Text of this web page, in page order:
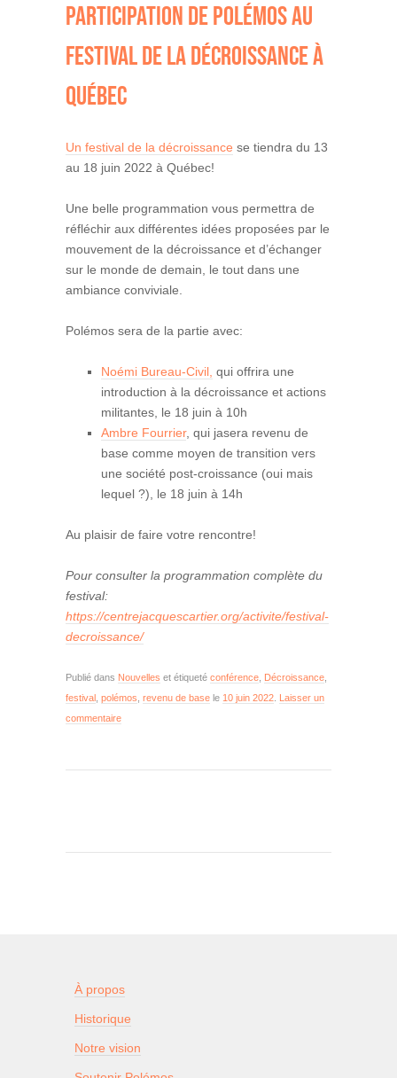
PARTICIPATION DE POLÉMOS AU
FESTIVAL DE LA DÉCROISSANCE À
QUÉBEC
Un festival de la décroissance se tiendra du 13
au 18 juin 2022 à Québec!
Une belle programmation vous permettra de
réfléchir aux différentes idées proposées par le
mouvement de la décroissance et d’échanger
sur le monde de demain, le tout dans une
ambiance conviviale.
Polémos sera de la partie avec:
Noémi Bureau-Civil, qui offrira une
introduction à la décroissance et actions
militantes, le 18 juin à 10h
Ambre Fourrier, qui jasera revenu de
base comme moyen de transition vers
une société post-croissance (oui mais
lequel ?), le 18 juin à 14h
Au plaisir de faire votre rencontre!
Pour consulter la programmation complète du
festival:
https://centrejacquescartier.org/activite/festival-
decroissance/
Publié dans Nouvelles et étiqueté conférence Décroissance
festival polémos revenu de base le 10 juin 2022 Laisser un
commentaire
À propos
Historique
Notre vision